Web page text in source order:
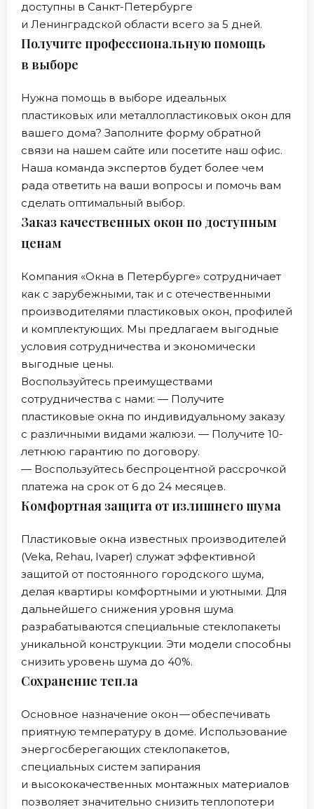
доступны в Санкт-Петербурге
и Ленинградской области всего за 5 дней.
Получите профессиональную помощь
в выборе
Нужна помощь в выборе идеальных
пластиковых или металлопластиковых окон для
вашего дома? Заполните форму обратной
связи на нашем сайте или посетите наш офис.
Наша команда экспертов будет более чем
рада ответить на ваши вопросы и помочь вам
сделать оптимальный выбор.
Заказ качественных окон по доступным
ценам
Компания «Окна в Петербурге» сотрудничает
как с зарубежными, так и с отечественными
производителями пластиковых окон, профилей
и комплектующих. Мы предлагаем выгодные
условия сотрудничества и экономически
выгодные цены.
Воспользуйтесь преимуществами
сотрудничества с нами: — Получите
пластиковые окна по индивидуальному заказу
с различными видами жалюзи. — Получите 10-
летнюю гарантию по договору.
— Воспользуйтесь беспроцентной рассрочкой
платежа на срок от 6 до 24 месяцев.
Комфортная защита от излишнего шума
Пластиковые окна известных производителей
(Veka, Rehau, Ivaper) служат эффективной
защитой от постоянного городского шума,
делая квартиры комфортными и уютными. Для
дальнейшего снижения уровня шума
разрабатываются специальные стеклопакеты
уникальной конструкции. Эти модели способны
снизить уровень шума до 40%.
Сохранение тепла
Основное назначение окон — обеспечивать
приятную температуру в доме. Использование
энергосберегающих стеклопакетов,
специальных систем запирания
и высококачественных монтажных материалов
позволяет значительно снизить теплопотери